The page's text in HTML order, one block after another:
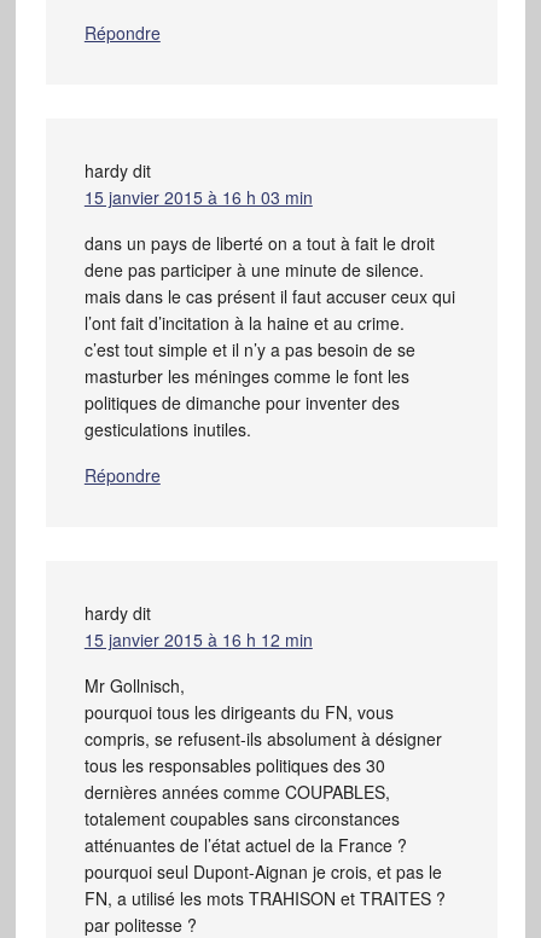
Répondre
hardy dit
15 janvier 2015 à 16 h 03 min
dans un pays de liberté on a tout à fait le droit
dene pas participer à une minute de silence.
mais dans le cas présent il faut accuser ceux qui
l’ont fait d’incitation à la haine et au crime.
c’est tout simple et il n’y a pas besoin de se
masturber les méninges comme le font les
politiques de dimanche pour inventer des
gesticulations inutiles.
Répondre
hardy dit
15 janvier 2015 à 16 h 12 min
Mr Gollnisch,
pourquoi tous les dirigeants du FN, vous
compris, se refusent-ils absolument à désigner
tous les responsables politiques des 30
dernières années comme COUPABLES,
totalement coupables sans circonstances
atténuantes de l’état actuel de la France ?
pourquoi seul Dupont-Aignan je crois, et pas le
FN, a utilisé les mots TRAHISON et TRAITES ?
par politesse ?